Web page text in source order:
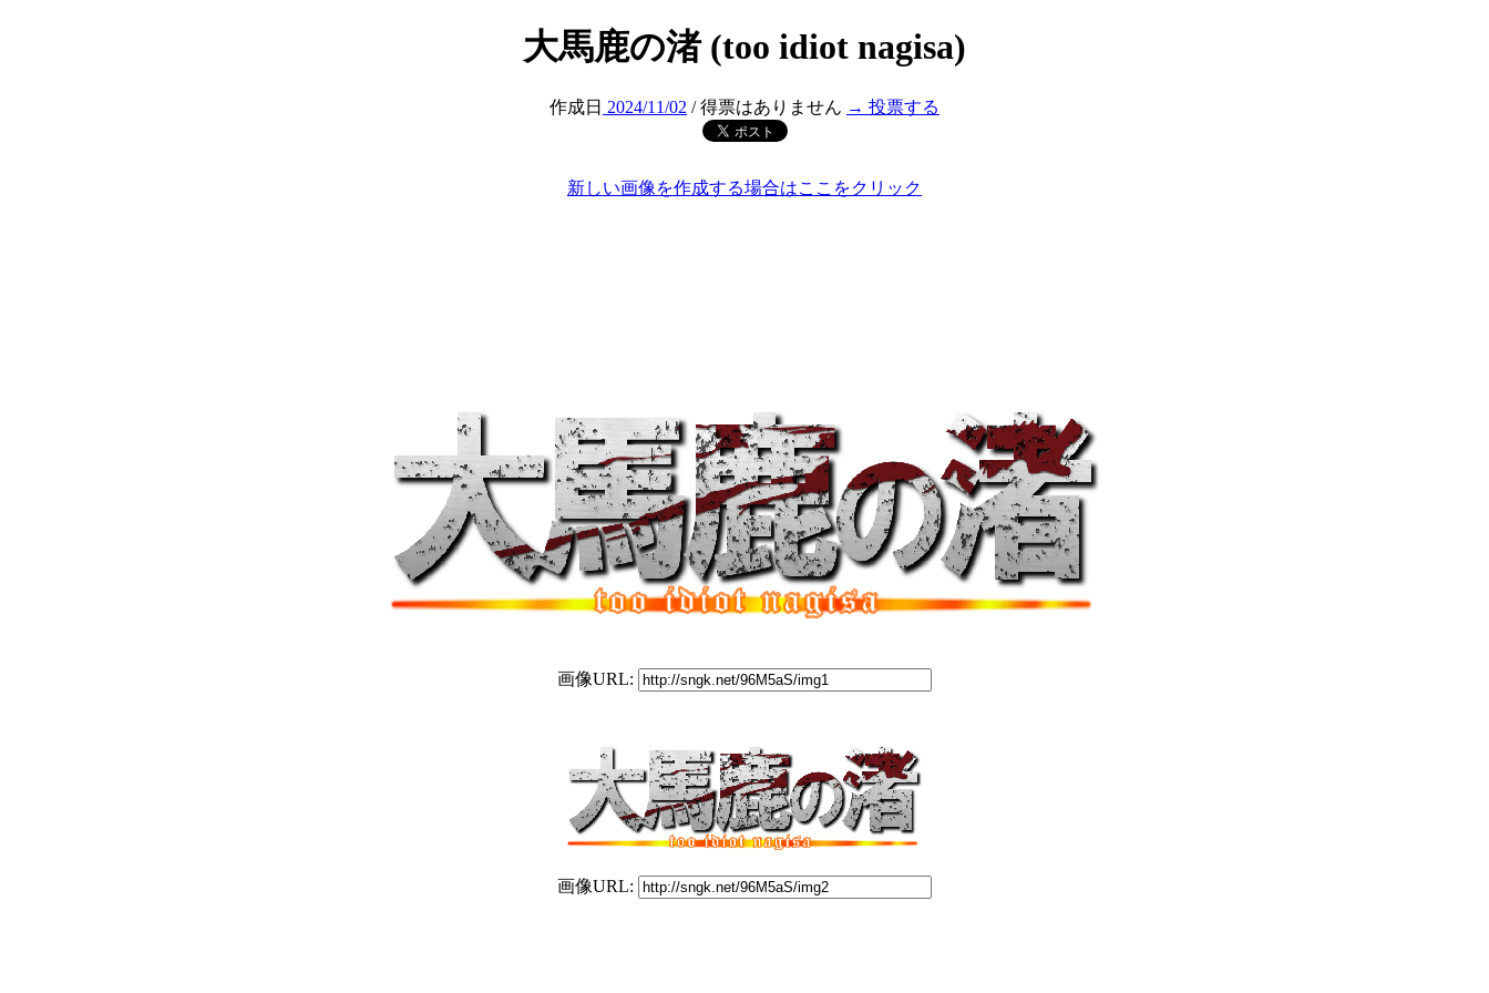
大馬鹿の渚 (too idiot nagisa)
作成日 2024/11/02 / 得票はありません → 投票する
新しい画像を作成する場合はここをクリック
画像URL:
画像URL: